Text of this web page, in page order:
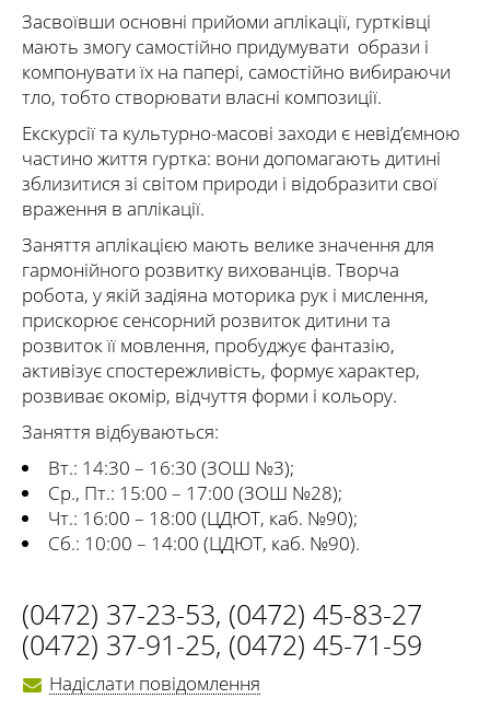
Засвоївши основні прийоми аплікації, гуртківці
мають змогу самостійно придумувати образи і
компонувати їх на папері, самостійно вибираючи
тло, тобто створювати власні композиції.
Екскурсії та культурно-масові заходи є невід’ємною
частино життя гуртка: вони допомагають дитині
зблизитися зі світом природи і відобразити свої
враження в аплікації.
Заняття аплікацією мають велике значення для
гармонійного розвитку вихованців. Творча
робота, у якій задіяна моторика рук і мислення,
прискорює сенсорний розвиток дитини та
розвиток її мовлення, пробуджує фантазію,
активізує спостережливість, формує характер,
розвиває окомір, відчуття форми і кольору.
Заняття відбуваються:
Вт.: 14:30 – 16:30 (ЗОШ №3);
Ср., Пт.: 15:00 – 17:00 (ЗОШ №28);
Чт.: 16:00 – 18:00 (ЦДЮТ, каб. №90);
Сб.: 10:00 – 14:00 (ЦДЮТ, каб. №90).
(0472) 37-23-53, (0472) 45-83-27
(0472) 37-91-25, (0472) 45-71-59
Надіслати повідомлення